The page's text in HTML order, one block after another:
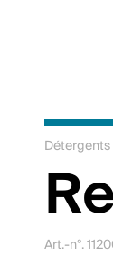
Art.-n°.